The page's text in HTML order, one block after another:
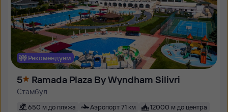
Рекомендуем
5 Ramada Plaza By Wyndham Silivri
Стамбул
650 м до пляжа Аэропорт 71 км
12000 м до центра